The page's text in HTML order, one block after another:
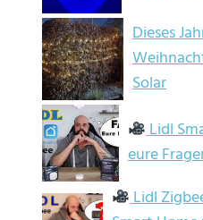
Dieses
Solar
Lidl
eure
Lidl